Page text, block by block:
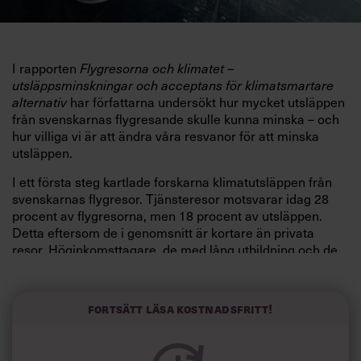
I rapporten Flygresorna och klimatet –
utsläppsminskningar och acceptans för klimatsmartare
alternativ har författarna undersökt hur mycket utsläppen
från svenskarnas flygresande skulle kunna minska – och
hur villiga vi är att ändra våra resvanor för att minska
utsläppen.
I ett första steg kartlade forskarna klimatutsläppen från
svenskarnas flygresor. Tjänsteresor motsvarar idag 28
procent av flygresorna, men 18 procent av utsläppen.
Detta eftersom de i genomsnitt är kortare än privata
resor. Höginkomsttagare, de med lång utbildning och de
män – kvinnor står bara för 23 procent av utsläppen från
När det gäller hur mycket det skulle gå att minska
Fortsätt läsa kostnadsfritt!